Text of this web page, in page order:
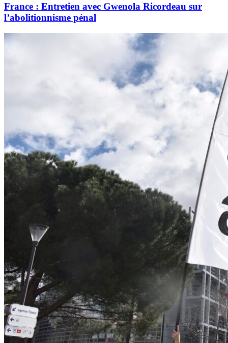
France : Entretien avec Gwenola Ricordeau sur
l’abolitionnisme pénal